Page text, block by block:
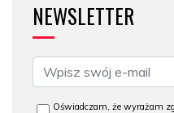
NEWSLETTER
Oświadczam, że wyrażam